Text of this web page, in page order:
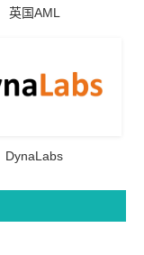
英国AML
DynaLabs